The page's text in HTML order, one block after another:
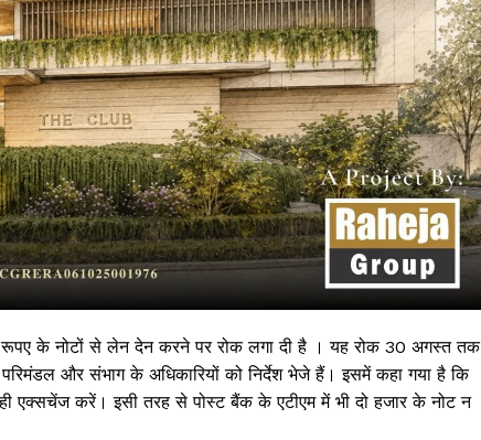
के नोटों से लेन देन करने पर रोक लगा दी है । यह रोक 30 अगस्त तक
और संभाग के अधिकारियों को निर्देश भेजे हैं। इसमें कहा गया है कि
एक्सचेंज करें। इसी तरह से पोस्ट बैंक के एटीएम में भी दो हजार के नोट न